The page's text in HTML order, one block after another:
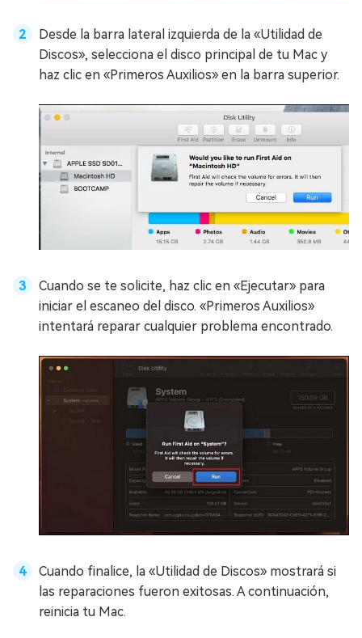
Desde la barra lateral izquierda de la «Utilidad de
Discos», selecciona el disco principal de tu Mac y
haz clic en «Primeros Auxilios» en la barra superior.
Cuando se te solicite, haz clic en «Ejecutar» para
iniciar el escaneo del disco. «Primeros Auxilios»
intentará reparar cualquier problema encontrado.
Cuando finalice, la «Utilidad de Discos» mostrará si
las reparaciones fueron exitosas. A continuación,
reinicia tu Mac.